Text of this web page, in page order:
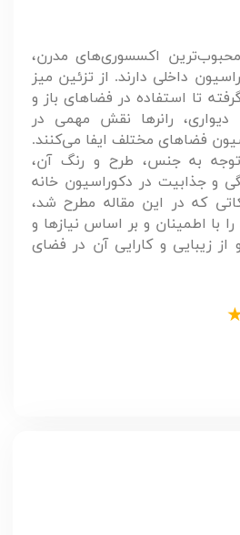
محبوب‌ترین اکسسوری‌های مدرن،
داخلی دارند. از تزئین میز
تا استفاده در فضاهای باز و
رانرها نقش مهمی در
فضاهای مختلف ایفا می‌کنند.
توجه به جنس، طرح و رنگ آن،
و جذابیت در دکوراسیون خانه
که در این مقاله مطرح شد،
را با اطمینان و بر اساس نیازها و
از زیبایی و کارایی آن در فضای